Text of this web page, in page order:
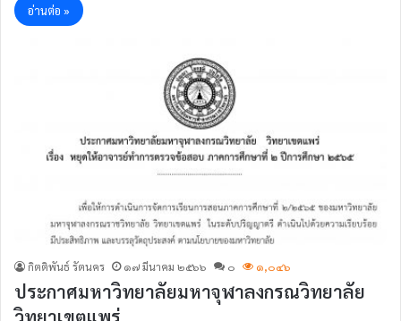
อ่านต่อ »
กิตติพันธ์ รัตนคร ๑๗ มีนาคม ๒๕๖๖ ๐ ๑,๐๔๖
ประกาศมหาวิทยาลัยมหาจุฬาลงกรณวิทยาลัย
วิทยาเขตแพร่